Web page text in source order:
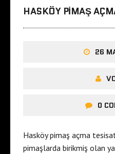
HASKÖY PIMAŞ
26
0
Hasköy pimaş açma
pimaşlarda birikmiş olan